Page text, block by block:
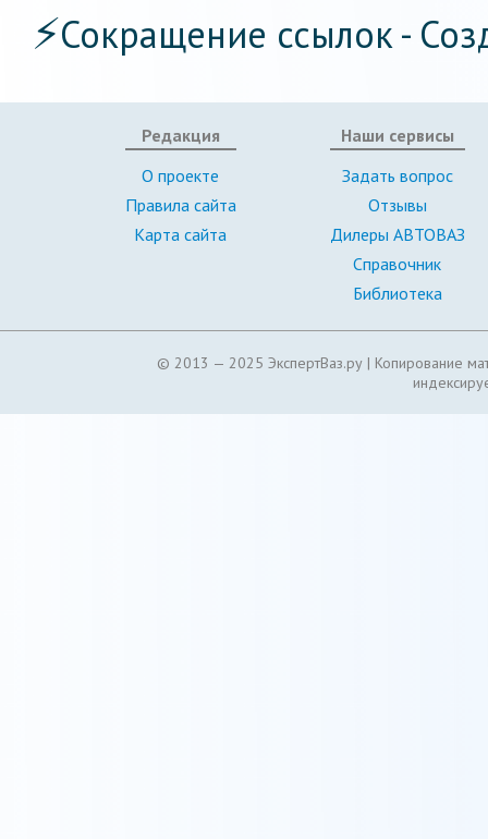
⚡Сокращение ссылок -
Редакция
О проекте
Правила сайта
Карта сайта
Наши сервисы
Задать вопрос
Отзывы
Дилеры АВТОВАЗ
Справочник
Библиотека
© 2013 — 2025 ЭкспертВаз.ру | Копирование